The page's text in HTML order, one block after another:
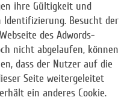
ihre Gültigkeit und
Besucht der
des Adwords-
nicht abgelaufen, können
dass der Nutzer auf die
Seite weitergeleitet
ein anderes Cookie.